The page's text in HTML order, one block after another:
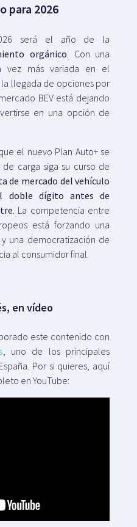
para 2026
será el año de la
orgánico . Con una
vez más variada en el
llegada de opciones por
BEV está dejando
en una opción de
el nuevo Plan Auto+ se
carga siga su curso de
de mercado del vehículo
doble dígito antes de
. La competencia entre
está forzando una
una democratización de
al consumidor final.
en vídeo
este contenido con
, uno de los principales
Por si quieres, aquí
en YouTube: